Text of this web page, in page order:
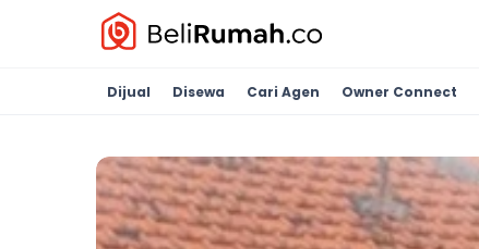
Dijual Disewa Cari Agen Owner Connect